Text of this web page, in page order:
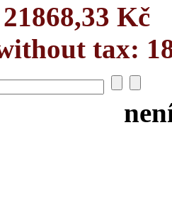
21868,33 Kč
tax: